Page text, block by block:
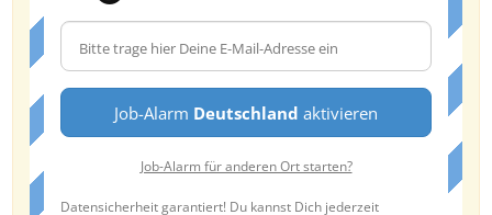
Job-Alarm Deutschland aktivieren
Job-Alarm für anderen Ort starten?
Datensicherheit garantiert! Du kannst Dich jederzeit